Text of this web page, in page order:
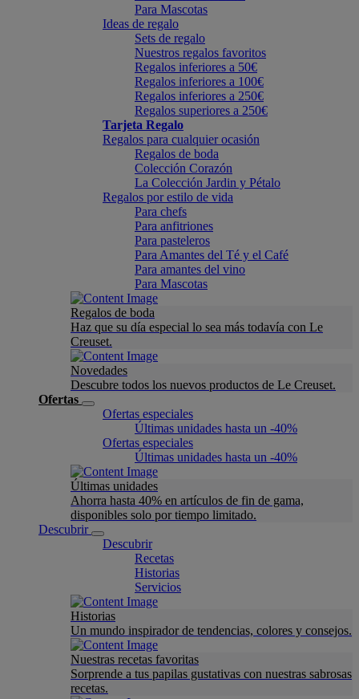
Para Mascotas
Ideas de regalo
Sets de regalo
Nuestros regalos favoritos
Regalos inferiores a 50€
Regalos inferiores a 100€
Regalos inferiores a 250€
Regalos superiores a 250€
Tarjeta Regalo
Regalos para cualquier ocasión
Regalos de boda
Colección Corazón
La Colección Jardin y Pétalo
Regalos por estilo de vida
Para chefs
Para anfitriones
Para pasteleros
Para Amantes del Té y el Café
Para amantes del vino
Para Mascotas
Regalos de boda
Haz que su día especial lo sea más todavía con Le
Creuset.
Novedades
Descubre todos los nuevos productos de Le Creuset.
Ofertas
Ofertas especiales
Últimas unidades hasta un -40%
Ofertas especiales
Últimas unidades hasta un -40%
Últimas unidades
Ahorra hasta 40% en artículos de fin de gama,
disponibles solo por tiempo limitado.
Descubrir
Descubrir
Recetas
Historias
Servicios
Historias
Un mundo inspirador de tendencias, colores y consejos.
Nuestras recetas favoritas
Sorprende a tus papilas gustativas con nuestras sabrosas
recetas.